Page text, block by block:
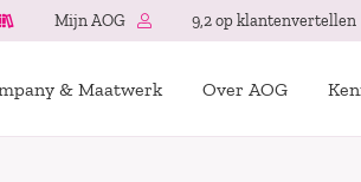
Mijn AOG 9,2 op klantenvertellen
& Maatwerk Over AOG